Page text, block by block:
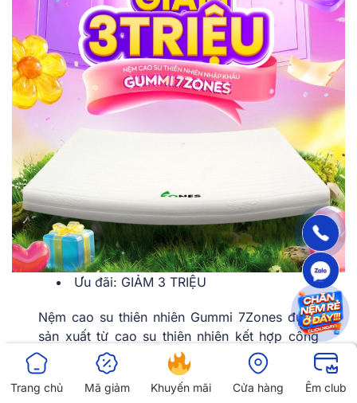
Ưu đãi: GIẢM 3 TRIỆU
Nệm cao su thiên nhiên Gummi 7Zones được
sản xuất từ cao su thiên nhiên kết hợp công
nghệ nâng đỡ 7 vùng, giúp phân bổ lực theo
từng khu vực cơ thể. Cấu trúc này hỗ trợ duy
trì tư thế cột sống tự nhiên và tạo cảm giác
Trang chủ Mã giảm Khuyến mãi Cửa hàng Êm club